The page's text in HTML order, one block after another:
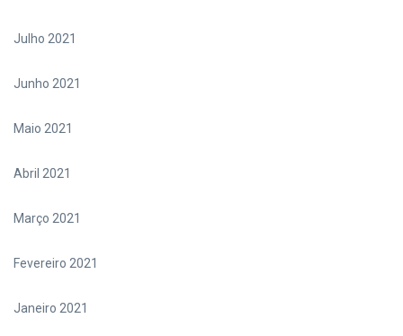
Julho 2021
Junho 2021
Maio 2021
Abril 2021
Março 2021
Fevereiro 2021
Janeiro 2021